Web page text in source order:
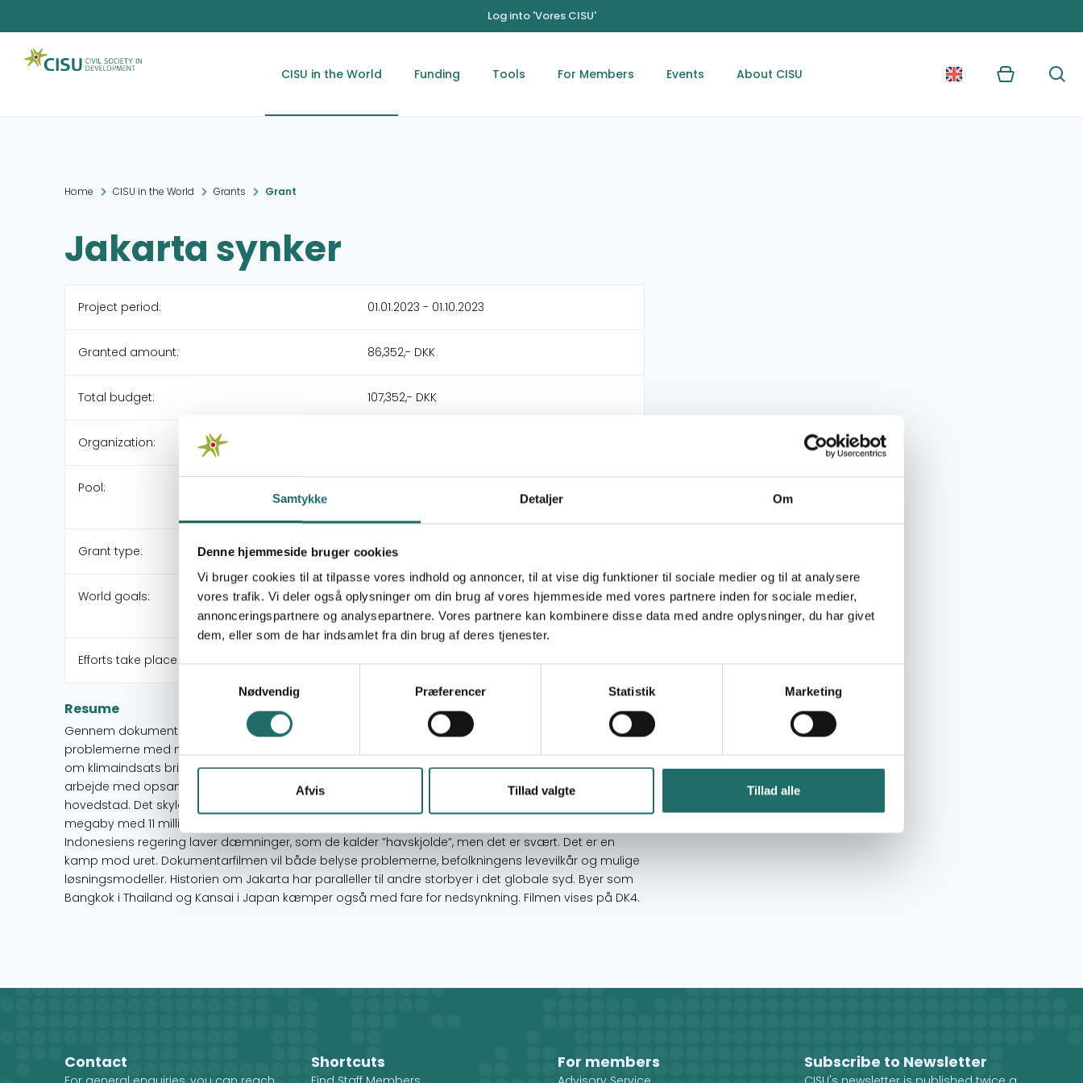
Samtykke Detaljer Om
Denne hjemmeside bruger cookies
Vi bruger cookies til at tilpasse vores indhold og annoncer, til at vise dig funktioner til sociale medier og til at analysere
vores trafik. Vi deler også oplysninger om din brug af vores hjemmeside med vores partnere inden for sociale medier,
annonceringspartnere og analysepartnere. Vores partnere kan kombinere disse data med andre oplysninger, du har givet
dem, eller som de har indsamlet fra din brug af deres tjenester.
Nødvendig
Præferencer Statistik Marketing
Afvis Tillad valgte Tillad alle
Log into 'Vores CISU'
CISU in the World Funding Tools For Members Events About CISU Kurv Søg
Home CISU in the World Grants Grant
Jakarta synker
Project period: 01.01.2023 - 01.10.2023
Granted amount: 86,352,- DKK
Total budget: 107,352,- DKK
Organization:
Pool:
Grant type: Formidlingslegat
World goals:
Goal 6: Clean Water and Sanitation
Goal 13: Climate Action
Efforts take place in: Indonesia
Resume
Gennem dokumentarfilmen Jakarta synker, oplyses en bred målgruppe af danskere om
problemerne med nedsynkning af Indonesiens hovedstad. FN’s verdensmål om rent drikkevand og
om klimaindsats bringes i spil og relateres til danske virksomheders og vandforsyningsværkers
arbejde med opsamling af spildevand og med klimasikring. Indonesiens regering vil flytte landets
hovedstad. Det skyldes at dele af Jakarta synker med op til 25 centimeter om året. Det er en
megaby med 11 millioner indbyggere, hvor store dele nu er tre-fire meter under havoverfladen.
Indonesiens regering laver dæmninger, som de kalder ”havskjolde”, men det er svært. Det er en
kamp mod uret. Dokumentarfilmen vil både belyse problemerne, befolkningens levevilkår og mulige
løsningsmodeller. Historien om Jakarta har paralleller til andre storbyer i det globale syd. Byer som
Bangkok i Thailand og Kansai i Japan kæmper også med fare for nedsynkning. Filmen vises på DK4.
Contact Shortcuts For members Subscribe to Newsletter